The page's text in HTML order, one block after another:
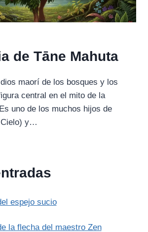
de Tāne Mahuta
maorí de los bosques y los
central en el mito de la
uno de los muchos hijos de
Cielo) y…
espejo sucio
la flecha del maestro Zen